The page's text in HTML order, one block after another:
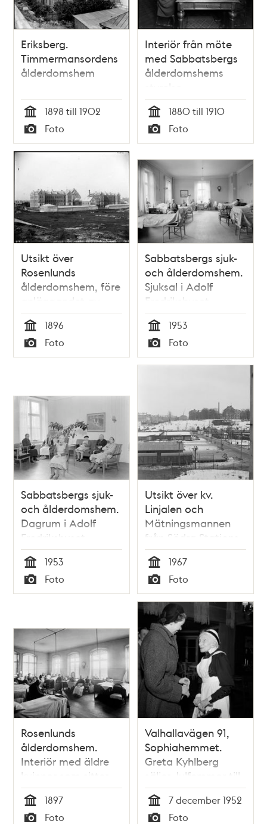
Eriksberg.
Timmermansordens
ålderdomshem
Tid
1898 till 1902
Typ
Foto
Interiör från möte
med Sabbatsbergs
ålderdomshems
styrelse
Tid
1880 till 1910
Typ
Foto
Utsikt över
Rosenlunds
ålderdomshem, före
anläggandet av
Ringvägen
Tid
1896
Typ
Foto
Sabbatsbergs sjuk-
och ålderdomshem.
Sjuksal i Adolf
Fredrikshuset
Tid
1953
Typ
Foto
Sabbatsbergs sjuk-
och ålderdomshem.
Dagrum i Adolf
Fredrikshuset
Tid
1953
Typ
Foto
Utsikt över kv.
Linjalen och
Mätningsmannen
från Södra Stations
gamla personalhus.
I fonden t.h. ligger
Rosenlunds
ålderdomshem
Tid
1967
Typ
Foto
Rosenlunds
ålderdomshem.
Interiör med äldre
kvinnor som sitter
på stolar invid
sängar. Några är
sysselsatta med
Tid
1897
Foto
Valhallavägen 91,
Sophiahemmet.
Greta Kyhlberg
säljer Julfemmor till
91-åriga syster Anna
Boberg på
Solhemmet, ett
Tid
7 december 1952
Foto